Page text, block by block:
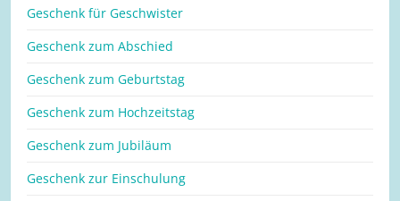
Geschenk für Geschwister
Geschenk zum Abschied
Geschenk zum Geburtstag
Geschenk zum Hochzeitstag
Geschenk zum Jubiläum
Geschenk zur Einschulung